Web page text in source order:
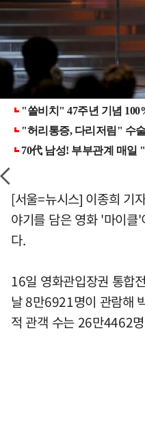
[서울=뉴시스] 이종희 기
야기를 담은 영화 '마이클
다.
16일 영화관입장권 통합
날 8만6921명이 관람해
적 관객 수는 26만4462